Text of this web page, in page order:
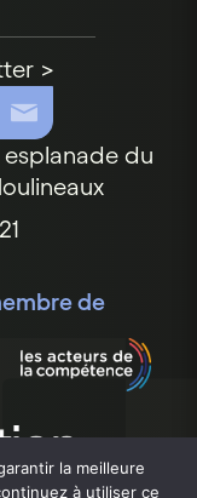
du
de
>
la meilleure
à utiliser ce